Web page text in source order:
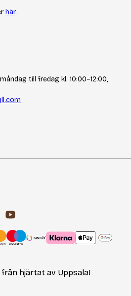
här.
till fredag kl. 10:00–12:00,
hjärtat av Uppsala!